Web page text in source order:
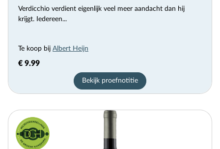
Verdicchio verdient eigenlijk veel meer aandacht dan hij
krijgt. Iedereen...
Te koop bij Albert Heijn
€ 9.99
Bekijk proefnotitie